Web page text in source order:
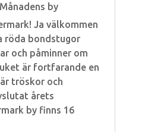
Månadens by
Ja välkommen
röda bondstugor
och påminner om
är fortfarande en
tröskor och
årets
by finns 16